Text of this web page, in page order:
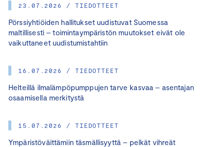
23.07.2026 / TIEDOTTEET
Pörssiyhtiöiden hallitukset uudistuvat Suomessa
maltillisesti – toimintaympäristön muutokset eivät ole
vaikuttaneet uudistumistahtiin
16.07.2026 / TIEDOTTEET
Helteillä ilmalämpöpumppujen tarve kasvaa – asentajan
osaamisella merkitystä
15.07.2026 / TIEDOTTEET
Ympäristöväittämiin täsmällisyyttä – pelkät vihreät